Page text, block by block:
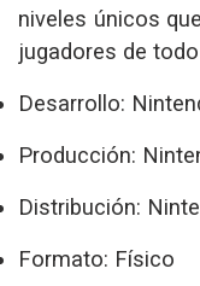
niveles únicos
jugadores de
Desarrollo:
Producción:
Distribución:
Formato: Físico